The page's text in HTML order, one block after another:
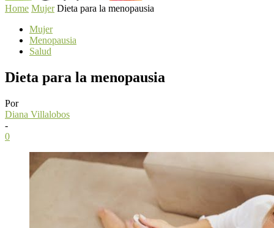
Home Mujer Dieta para la menopausia
Mujer
Menopausia
Salud
Dieta para la menopausia
Por
Diana Villalobos
-
0